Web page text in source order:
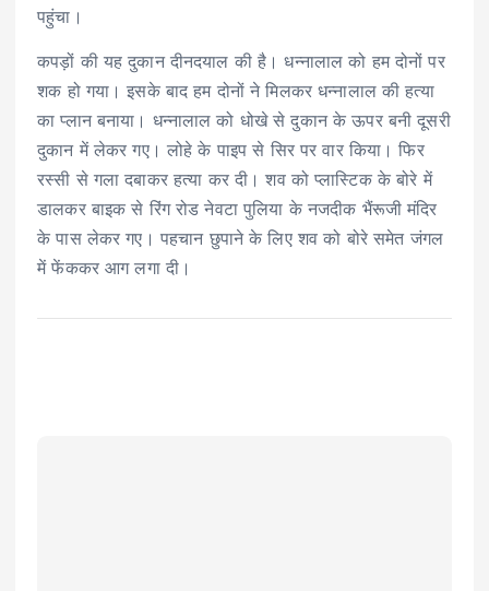
पहुंचा।
कपड़ों की यह दुकान दीनदयाल की है। धन्नालाल को हम दोनों पर
शक हो गया। इसके बाद हम दोनों ने मिलकर धन्नालाल की हत्या
का प्लान बनाया। धन्नालाल को धोखे से दुकान के ऊपर बनी दूसरी
दुकान में लेकर गए। लोहे के पाइप से सिर पर वार किया। फिर
रस्सी से गला दबाकर हत्या कर दी। शव को प्लास्टिक के बोरे में
डालकर बाइक से रिंग रोड नेवटा पुलिया के नजदीक भैंरूजी मंदिर
के पास लेकर गए। पहचान छुपाने के लिए शव को बोरे समेत जंगल
में फेंककर आग लगा दी।